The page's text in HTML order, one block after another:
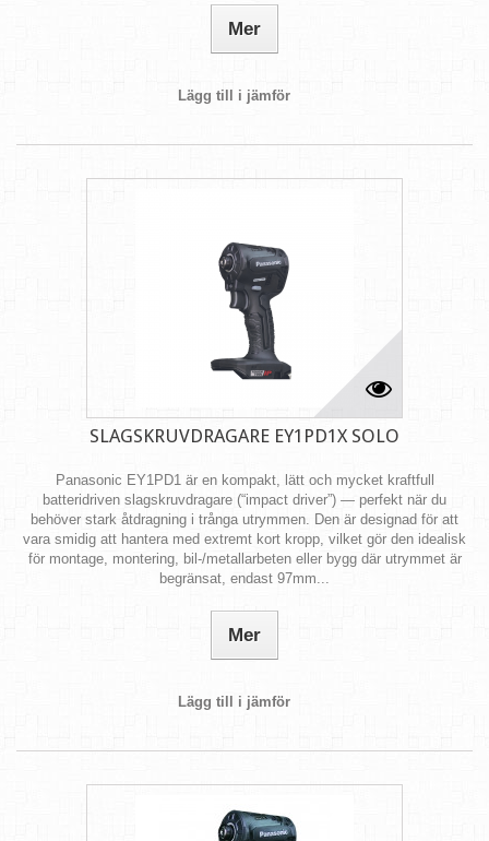
Mer
Lägg till i jämför
SLAGSKRUVDRAGARE EY1PD1X SOLO
Panasonic EY1PD1 är en kompakt, lätt och mycket kraftfull
batteridriven slagskruvdragare (“impact driver”) — perfekt när du
behöver stark åtdragning i trånga utrymmen. Den är designad för att
vara smidig att hantera med extremt kort kropp, vilket gör den idealisk
för montage, montering, bil‑/metallarbeten eller bygg där utrymmet är
begränsat, endast 97mm...
Mer
Lägg till i jämför